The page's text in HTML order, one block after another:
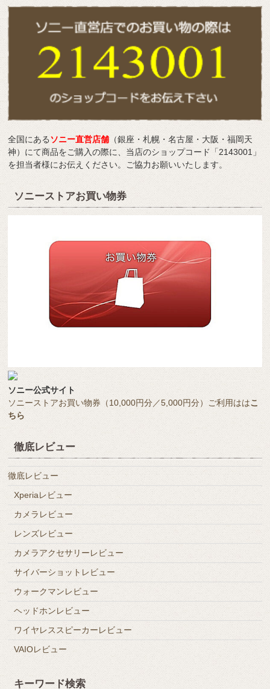
全国にあるソニー直営店舗 （銀座・札幌・名古屋・大阪・福岡天
神）にて商品をご購入の際に、当店のショップコード「2143001」
を担当者様にお伝えください。ご協力お願いいたします。
ソニーストアお買い物券
ソニー公式サイト
ソニーストアお買い物券（10,000円分／5,000円分）ご利用ははこ
ちら
徹底レビュー
徹底レビュー
Xperiaレビュー
カメラレビュー
レンズレビュー
カメラアクセサリーレビュー
サイバーショットレビュー
ウォークマンレビュー
ヘッドホンレビュー
ワイヤレススピーカーレビュー
VAIOレビュー
キーワード検索